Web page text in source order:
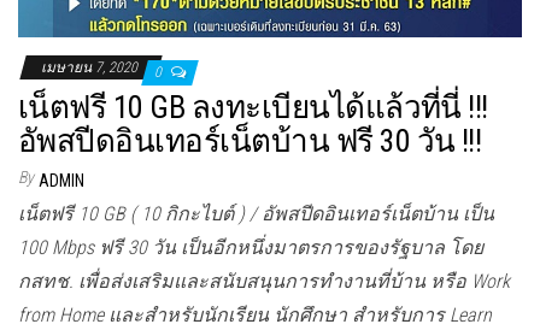
เมษายน 7, 2020 0
เน็ตฟรี 10 GB ลงทะเบียนได้แล้วที่นี่ !!!
อัพสปีดอินเทอร์เน็ตบ้าน ฟรี 30 วัน !!!
By ADMIN
เน็ตฟรี 10 GB ( 10 กิกะไบต์ ) / อัพสปีดอินเทอร์เน็ตบ้าน เป็น
100 Mbps ฟรี 30 วัน เป็นอีกหนึ่งมาตรการของรัฐบาล โดย
กสทช. เพื่อส่งเสริมและสนับสนุนการทำงานที่บ้าน หรือ Work
from Home และสำหรับนักเรียน นักศึกษา สำหรับการ Learn